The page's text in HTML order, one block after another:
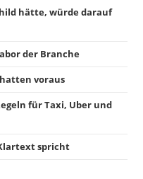
hätte, würde darauf
der Branche
voraus
für Taxi, Uber und
spricht